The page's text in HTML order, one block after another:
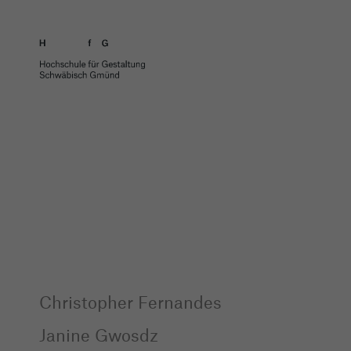
Christopher Fernandes
Janine Gwosdz